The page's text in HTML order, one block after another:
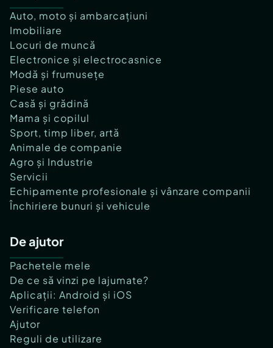
Auto, moto și ambarcațiuni
Imobiliare
Locuri de muncă
Electronice și electrocasnice
Modă și frumusețe
Piese auto
Casă și grădină
Mama și copilul
Sport, timp liber, artă
Animale de companie
Agro și Industrie
Servicii
Echipamente profesionale și vânzare companii
Închiriere bunuri și vehicule
De ajutor
Pachetele mele
De ce să vinzi pe lajumate?
Aplicații: Android și iOS
Verificare telefon
Ajutor
Reguli de utilizare